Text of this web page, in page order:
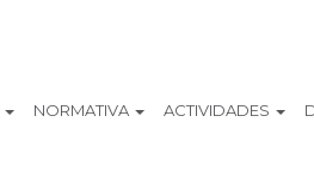
NORMATIVA ACTIVIDADES